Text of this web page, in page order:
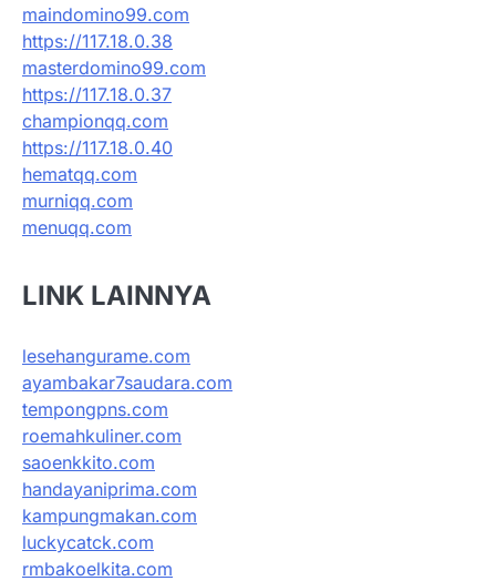
maindomino99.com
https://117.18.0.38
masterdomino99.com
https://117.18.0.37
championqq.com
https://117.18.0.40
hematqq.com
murniqq.com
menuqq.com
LINK LAINNYA
lesehangurame.com
ayambakar7saudara.com
tempongpns.com
roemahkuliner.com
saoenkkito.com
handayaniprima.com
kampungmakan.com
luckycatck.com
rmbakoelkita.com